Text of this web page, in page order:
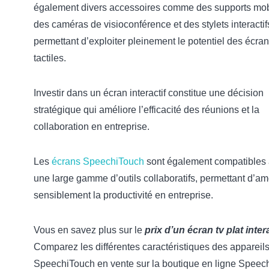
également divers accessoires comme des supports
des caméras de visioconférence et des stylets
permettant d’exploiter pleinement le potentiel des
tactiles.
Investir dans un écran interactif constitue une décision
stratégique qui améliore l’efficacité des réunions et la
collaboration en entreprise.
Les écrans SpeechiTouch sont également compatibles
une large gamme d’outils collaboratifs, permettant
sensiblement la productivité en entreprise.
Vous en savez plus sur le prix d’un écran tv plat
Comparez les différentes caractéristiques des appareils
SpeechiTouch en vente sur la boutique en ligne